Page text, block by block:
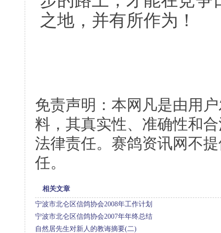
之地，并有所作为！
免责声明：本网凡是由用
料，其真实性、准确性和
法律责任。赛鸽资讯网不
任。
相关文章
宁波市北仑区信鸽协会2008年工作计划
宁波市北仑区信鸽协会2007年年终总结
自然居先生对新人的教诲摘要(二)